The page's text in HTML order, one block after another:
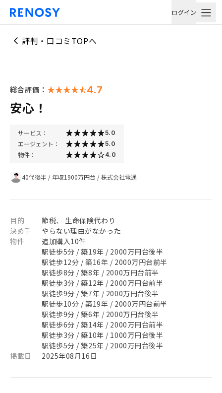
ログイン
評判・口コミTOPへ
総合評価： 4.7
安心！
サービス： 5.0
エージェント： 5.0
物件： 4.0
40代後半 / 年収1900万円台 /株式会社電通
目的
節税、 生命保険代わり
決め手
やらない理由がなかった
物件
追加購入10件
駅徒歩5分 / 築19年 / 2000万円台後半
駅徒歩12分 / 築16年 / 2000万円台前半
駅徒歩8分 / 築8年 / 2000万円台前半
駅徒歩3分 / 築12年 / 2000万円台前半
駅徒歩9分 / 築7年 / 2000万円台後半
駅徒歩10分 / 築19年 / 2000万円台前半
駅徒歩9分 / 築6年 / 2000万円台後半
駅徒歩6分 / 築14年 / 2000万円台前半
駅徒歩3分 / 築10年 / 1000万円台後半
駅徒歩5分 / 築25年 / 2000万円台後半
掲載日
2025年08月16日